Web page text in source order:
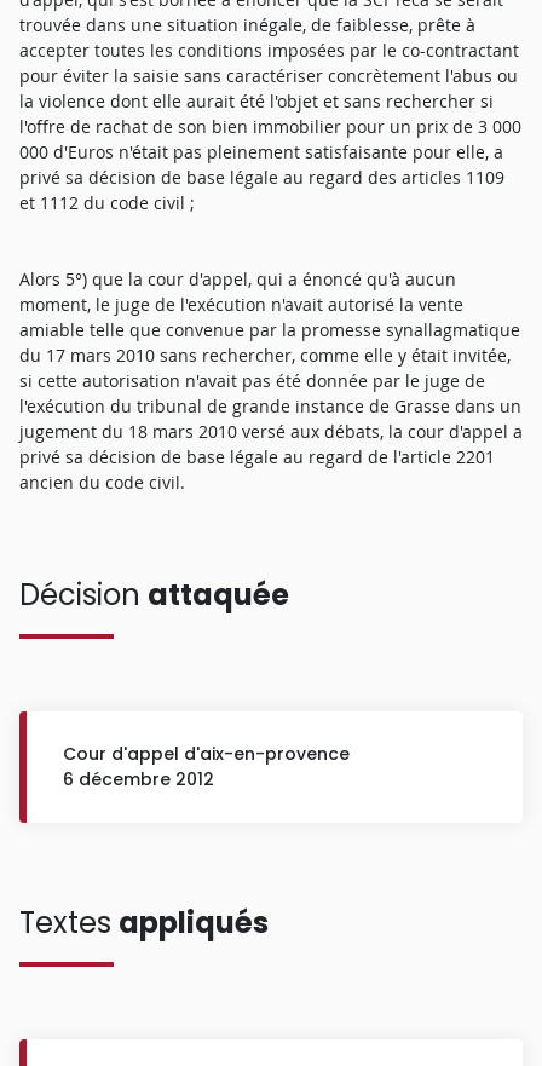
trouvée dans une situation inégale, de faiblesse, prête à
accepter toutes les conditions imposées par le co-contractant
pour éviter la saisie sans caractériser concrètement l'abus ou
la violence dont elle aurait été l'objet et sans rechercher si
l'offre de rachat de son bien immobilier pour un prix de 3 000
000 d'Euros n'était pas pleinement satisfaisante pour elle, a
privé sa décision de base légale au regard des articles 1109
et 1112 du code civil ;
Alors 5°) que la cour d'appel, qui a énoncé qu'à aucun
moment, le juge de l'exécution n'avait autorisé la vente
amiable telle que convenue par la promesse synallagmatique
du 17 mars 2010 sans rechercher, comme elle y était invitée,
si cette autorisation n'avait pas été donnée par le juge de
l'exécution du tribunal de grande instance de Grasse dans un
jugement du 18 mars 2010 versé aux débats, la cour d'appel a
privé sa décision de base légale au regard de l'article 2201
ancien du code civil.
Décision attaquée
Cour d'appel d'aix-en-provence
6 décembre 2012
Textes appliqués